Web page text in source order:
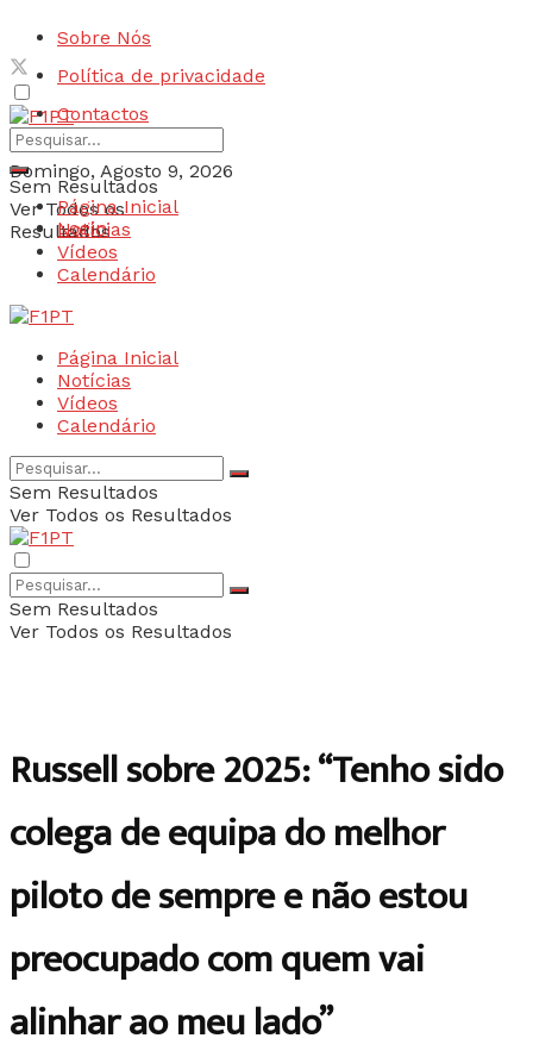
Sobre Nós
Política de privacidade
Contactos
Domingo, Agosto 9, 2026
Login
Sem Resultados
Ver Todos os
Resultados
Página Inicial
Notícias
Vídeos
Calendário
Página Inicial
Notícias
Vídeos
Calendário
Sem Resultados
Ver Todos os Resultados
Sem Resultados
Ver Todos os Resultados
Russell sobre 2025: “Tenho sido
colega de equipa do melhor
piloto de sempre e não estou
preocupado com quem vai
alinhar ao meu lado”